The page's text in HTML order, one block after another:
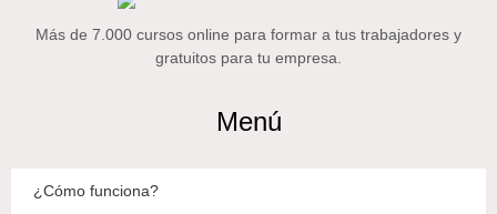
Más de 7.000 cursos online para formar a tus trabajadores y
gratuitos para tu empresa.
Menú
¿Cómo funciona?